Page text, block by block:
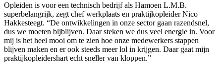
Opleiden is voor een technisch bedrijf als Hamoen L.M.B.
superbelangrijk, zegt chef werkplaats en praktijkopleider Nico
Hakkesteegt. “De ontwikkelingen in onze sector gaan razendsnel,
dus we moeten bijblijven. Daar steken we dus veel energie in. Voor
mij is het heel mooi om te zien hoe onze medewerkers stappen
blijven maken en er ook steeds meer lol in krijgen. Daar gaat mijn
praktijkopleidershart echt sneller van kloppen.”